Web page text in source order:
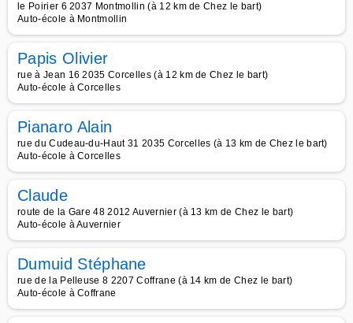
le Poirier 6 2037 Montmollin (à 12 km de Chez le bart)
Auto-école à Montmollin
Papis Olivier
rue à Jean 16 2035 Corcelles (à 12 km de Chez le bart)
Auto-école à Corcelles
Pianaro Alain
rue du Cudeau-du-Haut 31 2035 Corcelles (à 13 km de Chez le bart)
Auto-école à Corcelles
Claude
route de la Gare 48 2012 Auvernier (à 13 km de Chez le bart)
Auto-école à Auvernier
Dumuid Stéphane
rue de la Pelleuse 8 2207 Coffrane (à 14 km de Chez le bart)
Auto-école à Coffrane